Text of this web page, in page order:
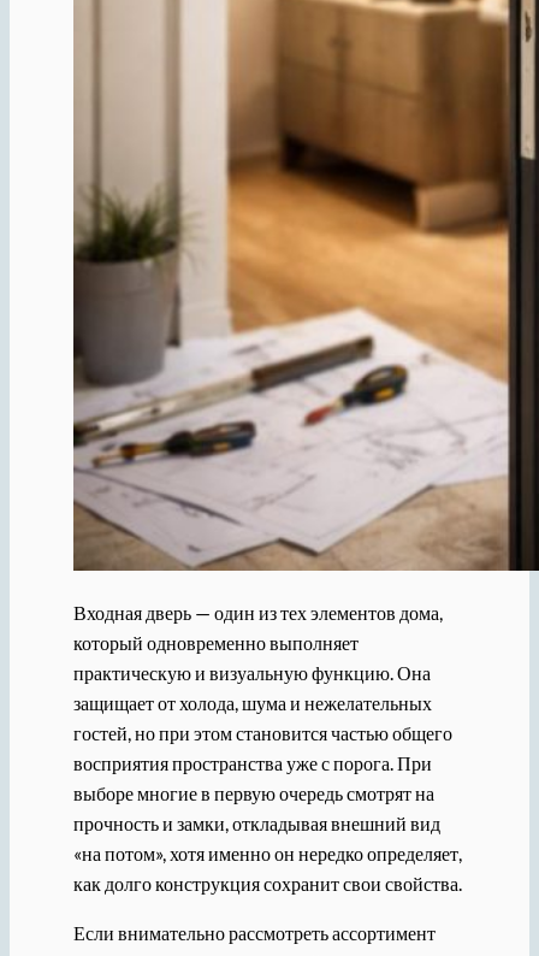
Входная дверь — один из тех элементов дома,
который одновременно выполняет
практическую и визуальную функцию. Она
защищает от холода, шума и нежелательных
гостей, но при этом становится частью общего
восприятия пространства уже с порога. При
выборе многие в первую очередь смотрят на
прочность и замки, откладывая внешний вид
«на потом», хотя именно он нередко определяет,
как долго конструкция сохранит свои свойства.
Если внимательно рассмотреть ассортимент